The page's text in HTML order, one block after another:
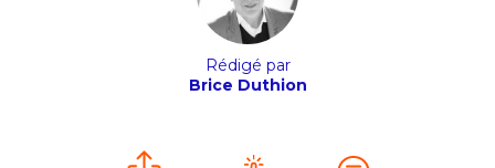
Rédigé par
Brice Duthion